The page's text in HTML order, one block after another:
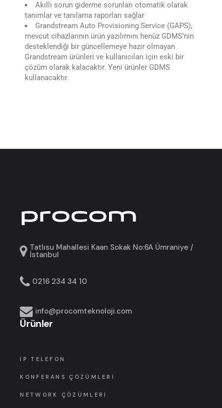
Akıllı sorun giderme sorunları otomatik olarak
tanımlar ve tanılama raporları sağlar
Grandstream Auto Provisioning Service (GAPS),
mevcut cihazlarının ürün yazılımını henüz GDMS’nin
desteklendiği bir güncellemeye hazır olmayan
Grandstream ürünleri ve kullanıcıları için eski bir
çözüm olarak kalacaktır. Yeni ürünler GDMS
kullanacaktır.
Tatlısu Mahallesi Kaan Sokak No:6A Ümraniye /
İstanbul
0216 234 34 10
info@procomteknoloji.com
Ürünler
IP TELEFON
KONFERANS ÇÖZÜMLERI
NETWORK ÇÖZÜMLERI